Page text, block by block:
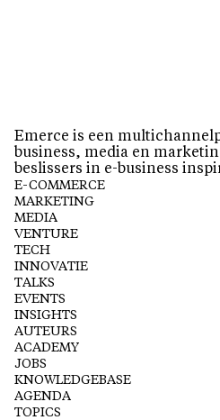
Emerce is een
business, media en
beslissers in e-business
E-COMMERCE
MARKETING
MEDIA
VENTURE
TECH
INNOVATIE
TALKS
EVENTS
INSIGHTS
AUTEURS
ACADEMY
JOBS
KNOWLEDGEBASE
AGENDA
TOPICS